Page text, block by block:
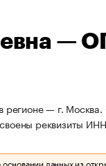
—
— г.
реквизиты
данных из